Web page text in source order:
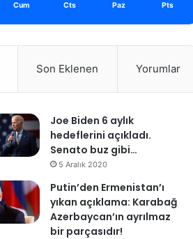
Cum Cts Paz Pts
Son Eklenen Yorumlar
Joe Biden 6 aylık
hedeflerini açıkladı.
Senato buz gibi…
5 Aralık 2020
Putin’den Ermenistan’ı
yıkan açıklama: Karabağ
Azerbaycan’ın ayrılmaz
bir parçasıdır!